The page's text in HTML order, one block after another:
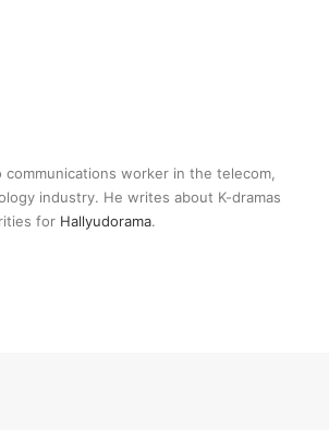
communications worker in the telecom,
industry. He writes about K-dramas
for Hallyudorama.